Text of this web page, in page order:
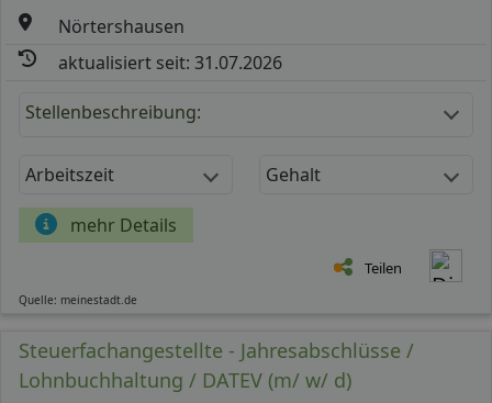
Nörtershausen
aktualisiert seit: 31.07.2026
Stellenbeschreibung:
Arbeitszeit Gehalt
mehr Details
Teilen
Quelle: meinestadt.de
Steuerfachangestellte - Jahresabschlüsse /
Lohnbuchhaltung / DATEV (m/ w/ d)